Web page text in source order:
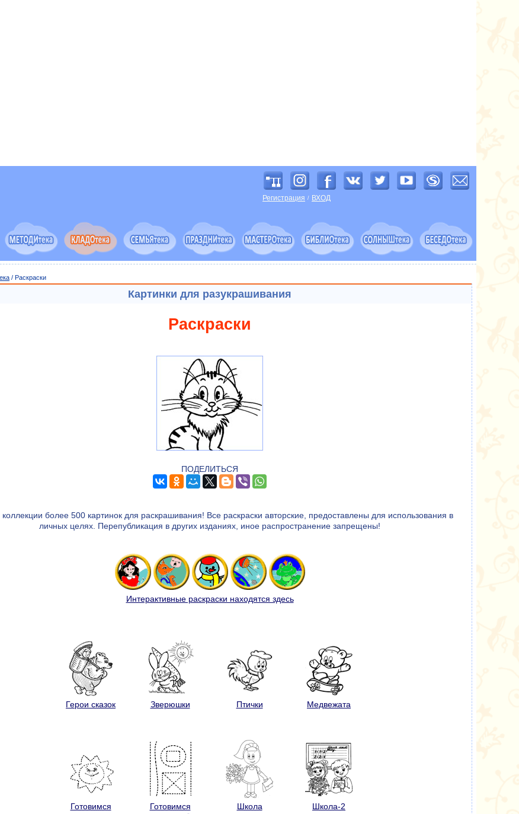
Регистрация / ВХОД
/ Раскраски
Картинки для разукрашивания
Раскраски
ПОДЕЛИТЬСЯ
более 500 картинок для раскрашивания! Все раскраски авторские, предоставлены для использования в
личных целях. Перепубликация в других изданиях, иное распространение запрещены!
Интерактивные раскраски находятся здесь
Герои сказок Зверюшки Птички Медвежата
Готовимся
Готовимся
Школа Школа-2